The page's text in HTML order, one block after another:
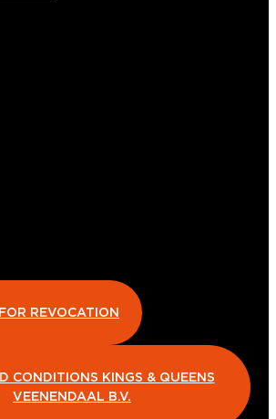
REVOCATION
CONDITIONS KINGS & QUEENS
VEENENDAAL B.V.